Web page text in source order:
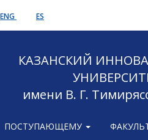
ENG ES
КАЗАНСКИЙ
имени В. Г.
ПОСТУПАЮЩЕМУ